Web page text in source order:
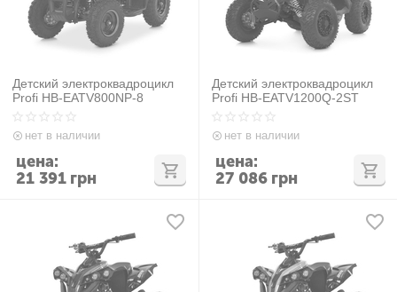
Детский электроквадроцикл
Profi HB-EATV800NP-8
нет в наличии
21 391 грн
цена:
Детский электроквадроцикл
Profi HB-EATV1200Q-2ST
нет в наличии
27 086 грн
цена: